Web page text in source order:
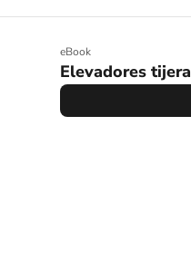
eBook
Elevadores tijera